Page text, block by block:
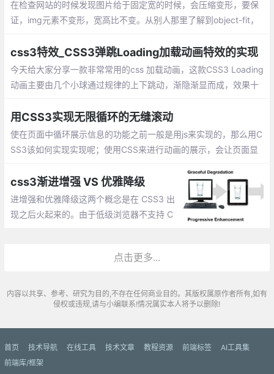
在检查网站的时候发现图片给于固定宽的时候，会压缩变形，要保
证，img元素不变形，宽高比不变。从别人那里了解到object-fit，
css3特效_CSS3弹跳Loading加载动画特效的实现
今天给大家分享一款非常常用的css 加载动画，这款CSS3 Loading
动画主要由几个小球通过规律的上下跳动，渐隐渐显而成，效果十
果。
用CSS3实现无限循环的无缝滚动
使在页面中循环展示信息的功能之前一般是用js来实现的，那么用C
SS3该如何实现实现呢；使用CSS来进行动画的展示，会让页面显
css3渐进增强 VS 优雅降级
进增强和优雅降级这两个概念是在 CSS3 出
现之后火起来的。由于低级浏览器不支持 C
点击更多...
内容以共享、参考、研究为目的,不存在任何商业目的。其版权属原作者所有,如有
侵权或违规,请与小编联系!情况属实本人将予以删除!
首页 技术导航 在线工具 技术文章 教程资源 前端标签
AI工具集
前端库/框架